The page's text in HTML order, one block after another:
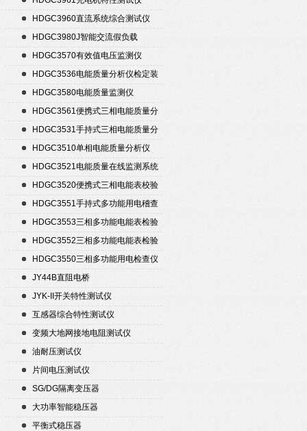
HDGC3960直流系统综合测试仪
HDGC3980J智能交流假负载
HDGC3570有效值电压监测仪
HDGC3536电能质量分析仪检定装
置
HDGC3580电能质量监测仪
HDGC3561便携式三相电能质量分
析仪
HDGC3531手持式三相电能质量分
析仪
HDGC3510单相电能质量分析仪
HDGC3521电能质量在线监测系统
HDGC3520便携式三相电能表校验
仪
HDGC3551手持式多功能用电稽查
仪
HDGC3553三相多功能电能表检验
装置
HDGC3552三相多功能电能表检验
装置
HDGC3550三相多功能用电检查仪
JY44B直阻电桥
JYK-II开关特性测试仪
互感器综合特性测试仪
变频大地网接地电阻测试仪
油耐压测试仪
片间电压测试仪
SG/DG隔离变压器
大功率智能稳压器
平衡式稳压器